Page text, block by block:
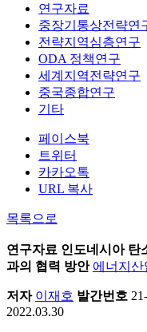
연구자료
중장기통상전략연
전략지역심층연구
ODA 정책연구
세계지역전략연구
중국종합연구
기타
페이스북
트위터
카카오톡
URL 복사
목록으로
연구자료 인도네시아 탄
과의 협력 방안 에너지산
저자 이재호 발간번호
2022.03.30